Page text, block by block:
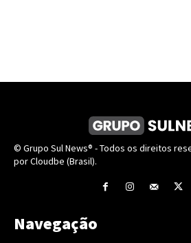
© Grupo Sul News® - Todos os direitos
por Cloudbe (Brasil).
Navegação